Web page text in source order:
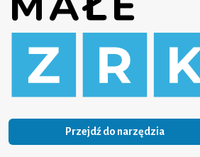
Przejdź do narzędzia